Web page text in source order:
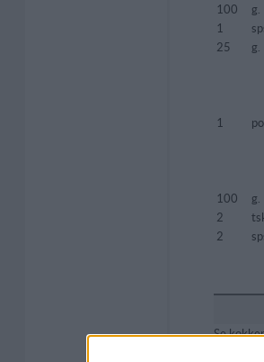
100
g.
1
25
g.
1
100
g.
2
2
Se